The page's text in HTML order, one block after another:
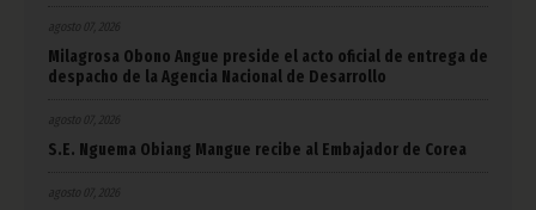
agosto 07, 2026
Milagrosa Obono Angue preside el acto oficial de entrega de
despacho de la Agencia Nacional de Desarrollo
agosto 07, 2026
S.E. Nguema Obiang Mangue recibe al Embajador de Corea
agosto 07, 2026